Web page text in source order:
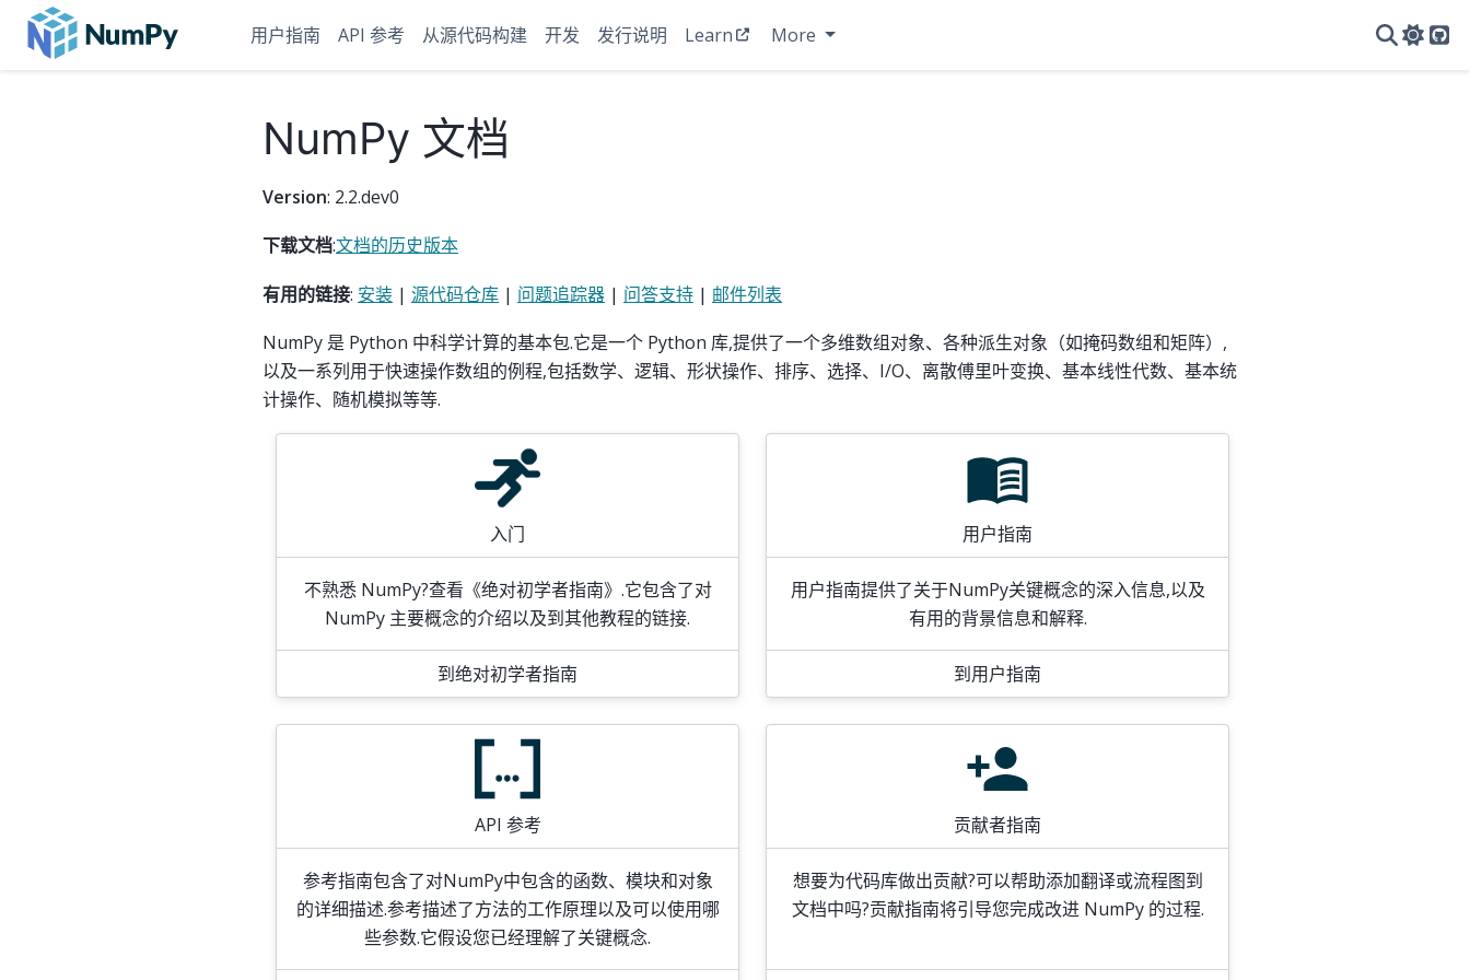
用户指南 API 参考 从源代码构建 开发 发行说明 Learn More
NumPy 文档
Version: 2.2.dev0
下载文档:文档的历史版本
有用的链接: 安装 | 源代码仓库 | 问题追踪器 | 问答支持 | 邮件列表
NumPy 是 Python 中科学计算的基本包.它是一个 Python 库,提供了一个多维数组对象、各种派生对象（如掩码数组和矩阵）,
以及一系列用于快速操作数组的例程,包括数学、逻辑、形状操作、排序、选择、I/O、离散傅里叶变换、基本线性代数、基本统
计操作、随机模拟等等.
入门
不熟悉 NumPy?查看《绝对初学者指南》.它包含了对
NumPy 主要概念的介绍以及到其他教程的链接.
到绝对初学者指南
用户指南
用户指南提供了关于NumPy关键概念的深入信息,以及
有用的背景信息和解释.
到用户指南
API 参考
参考指南包含了对NumPy中包含的函数、模块和对象
的详细描述.参考描述了方法的工作原理以及可以使用哪
些参数.它假设您已经理解了关键概念.
贡献者指南
想要为代码库做出贡献?可以帮助添加翻译或流程图到
文档中吗?贡献指南将引导您完成改进 NumPy 的过程.